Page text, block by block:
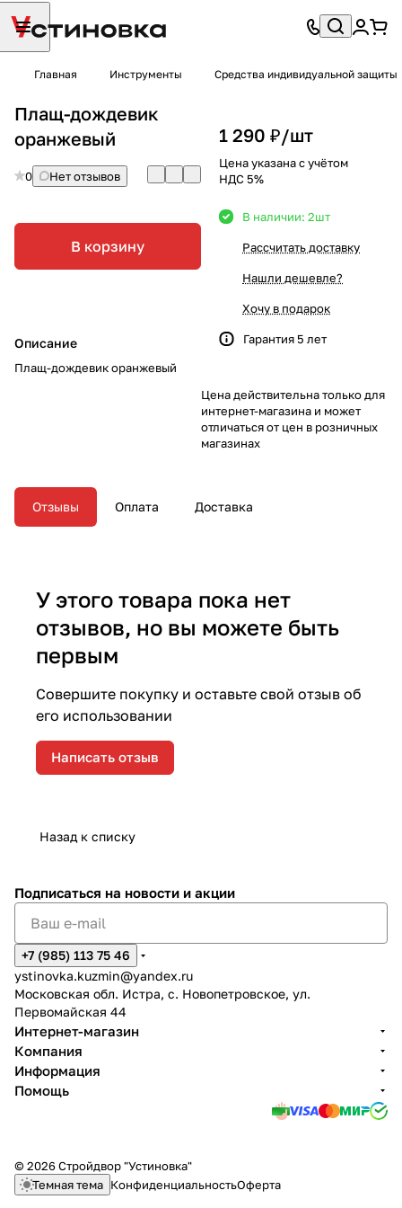
Главная Инструменты Средства индивидуальной защиты
Плащ-дождевик
оранжевый
0 Нет отзывов
В корзину
Описание
Плащ-дождевик оранжевый
1 290 ₽/шт
Цена указана с учётом
НДС 5%
В наличии: 2шт
Рассчитать доставку
Нашли дешевле?
Хочу в подарок
Гарантия 5 лет
Цена действительна только для
интернет-магазина и может
отличаться от цен в розничных
магазинах
Отзывы Оплата Доставка
У этого товара пока нет
отзывов, но вы можете быть
первым
Совершите покупку и оставьте свой отзыв об
его использовании
Написать отзыв
Назад к списку
Подписаться на новости и акции
+7 (985) 113 75 46
ystinovka.kuzmin@yandex.ru
Московская обл. Истра, с. Новопетровское, ул.
Первомайская 44
Интернет-магазин
Компания
Информация
Помощь
© 2026 Стройдвор "Устиновка"
Темная тема КонфиденциальностьОферта